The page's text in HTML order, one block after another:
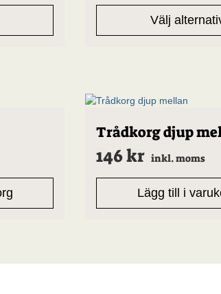
Välj
flera
De
på
Trådkorg djup
146kr inkl. moms
Lägg till i